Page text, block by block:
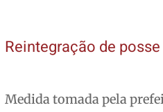
Reintegração de
Medida tomada pela